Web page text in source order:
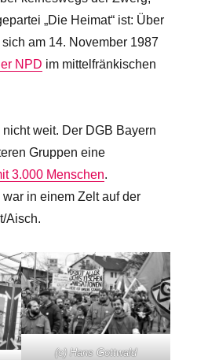
„Die Heimat“ ist: Über
am 14. November 1987
NPD im mittelfränkischen
weit. Der DGB Bayern
Gruppen eine
3.000 Menschen.
in einem Zelt auf der
Aisch.
(c) Hans Gottwald